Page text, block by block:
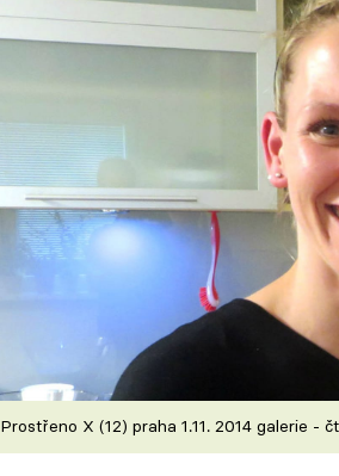
Prostřeno X (12) praha 1.11. 2014 galerie -